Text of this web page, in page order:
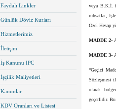
Faydalı Linkler
Günlük Döviz Kurları
Hizmetlerimiz
İletişim
İş Kanunu IPC
İşçilik Maliyetleri
Kanunlar
KDV Oranları ve Listesi
veya B.K.İ.
ruhsatlar,
Özel Hesap
MADDE 2-
MADDE 3-
“Geçici
Sözleşmesi
olarak
geçerlidir.